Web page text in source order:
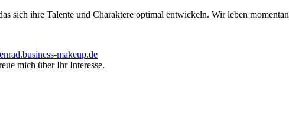
sich ihre Talente und Charaktere optimal entwickeln. Wir leben
makeup.de
mich über Ihr Interesse.